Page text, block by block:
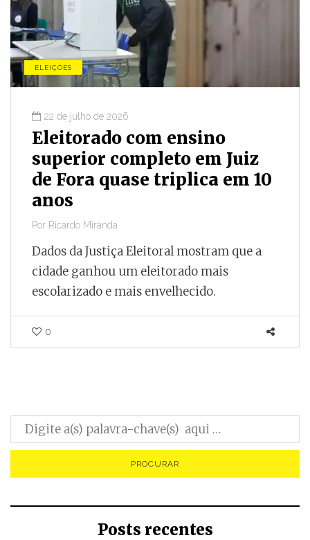
ELEIÇÕES
22 de julho de 2026
Eleitorado com ensino
superior completo em Juiz
de Fora quase triplica em 10
anos
Por Ricardo Miranda
Dados da Justiça Eleitoral mostram que a
cidade ganhou um eleitorado mais
escolarizado e mais envelhecido.
0
Posts recentes